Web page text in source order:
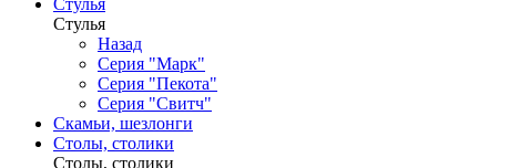
Стулья
Стулья
Назад
Серия "Марк"
Серия "Пекота"
Серия "Свитч"
Скамьи, шезлонги
Столы, столики
Столы, столики